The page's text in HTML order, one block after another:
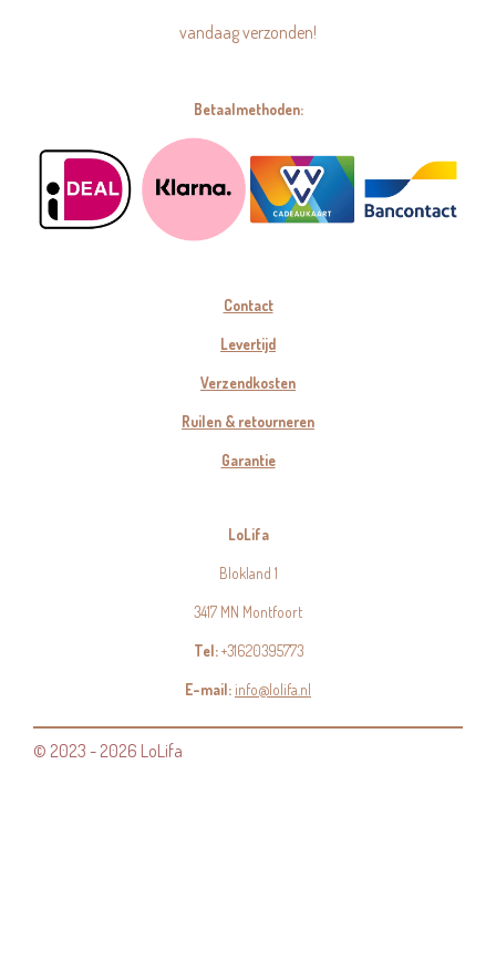
vandaag verzonden!
Betaalmethoden:
Contact
Levertijd
Verzendkosten
Ruilen & retourneren
Garantie
LoLifa
Blokland 1
3417 MN Montfoort
Tel:+31620395773
E-mail:info@lolifa.nl
© 2023 - 2026 LoLifa